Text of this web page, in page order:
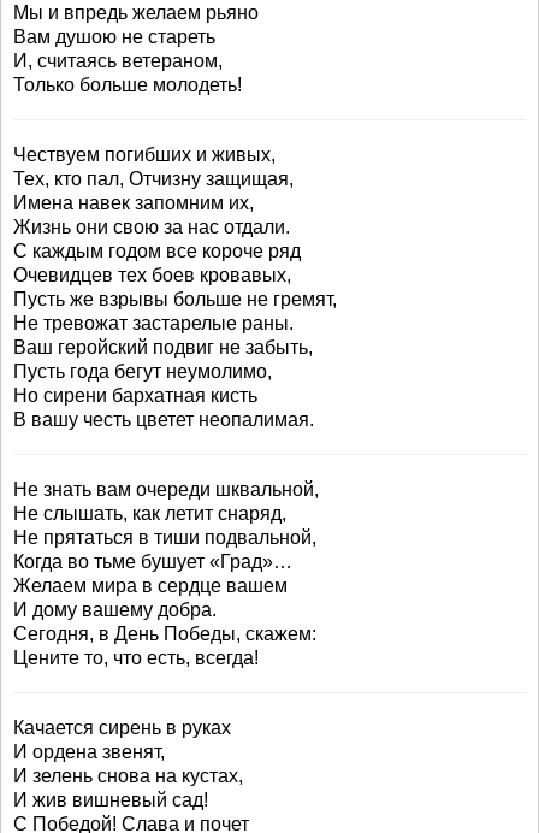
Мы и впредь желаем рьяно
Вам душою не стареть
И, считаясь ветераном,
Только больше молодеть!
Чествуем погибших и живых,
Тех, кто пал, Отчизну защищая,
Имена навек запомним их,
Жизнь они свою за нас отдали.
С каждым годом все короче ряд
Очевидцев тех боев кровавых,
Пусть же взрывы больше не гремят,
Не тревожат застарелые раны.
Ваш геройский подвиг не забыть,
Пусть года бегут неумолимо,
Но сирени бархатная кисть
В вашу честь цветет неопалимая.
Не знать вам очереди шквальной,
Не слышать, как летит снаряд,
Не прятаться в тиши подвальной,
Когда во тьме бушует «Град»…
Желаем мира в сердце вашем
И дому вашему добра.
Сегодня, в День Победы, скажем:
Цените то, что есть, всегда!
Качается сирень в руках
И ордена звенят,
И зелень снова на кустах,
И жив вишневый сад!
С Победой! Слава и почет